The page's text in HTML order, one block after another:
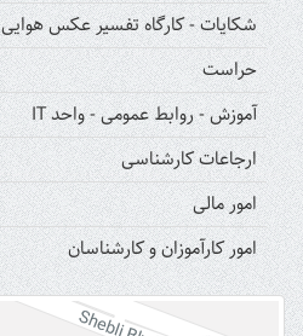
شکایات - کارگاه تفسیر عکس هوایی
حراست
آموزش - روابط عمومی - واحد IT
ارجاعات کارشناسی
امور مالی
امور کارآموزان و کارشناسان